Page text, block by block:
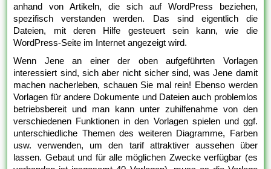
anhand von Artikeln, die sich auf WordPress beziehen,
spezifisch verstanden werden. Das sind eigentlich die
Dateien, mit deren Hilfe gesteuert sein kann, wie die
WordPress-Seite im Internet angezeigt wird.
Wenn Jene an einer der oben aufgeführten Vorlagen
interessiert sind, sich aber nicht sicher sind, was Jene damit
machen nacherleben, schauen Sie mal rein! Ebenso werden
Vorlagen für andere Dokumente und Dateien auch problemlos
betriebsbereit und man kann unter zuhilfenahme von den
verschiedenen Funktionen in den Vorlagen spielen und ggf.
unterschiedliche Themen des weiteren Diagramme, Farben
usw. verwenden, um den tarif attraktiver aussehen über
lassen. Gebaut und für alle möglichen Zwecke verfügbar (es